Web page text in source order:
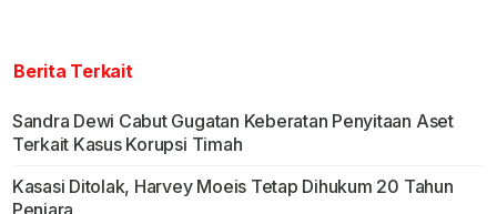
Berita Terkait
Sandra Dewi Cabut Gugatan Keberatan Penyitaan Aset
Terkait Kasus Korupsi Timah
Kasasi Ditolak, Harvey Moeis Tetap Dihukum 20 Tahun